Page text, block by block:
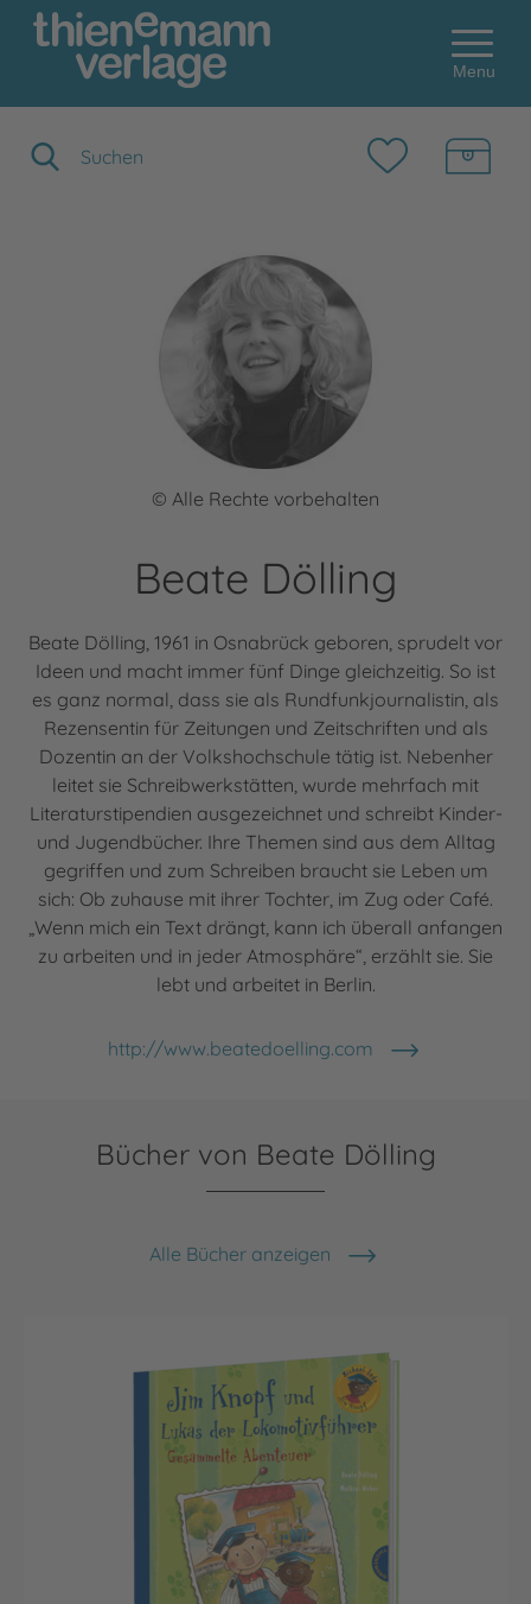
Menu
© Alle Rechte vorbehalten
Beate Dölling
Beate Dölling, 1961 in Osnabrück geboren, sprudelt vor
Ideen und macht immer fünf Dinge gleichzeitig. So ist
es ganz normal, dass sie als Rundfunkjournalistin, als
Rezensentin für Zeitungen und Zeitschriften und als
Dozentin an der Volkshochschule tätig ist. Nebenher
leitet sie Schreibwerkstätten, wurde mehrfach mit
Literaturstipendien ausgezeichnet und schreibt Kinder-
und Jugendbücher. Ihre Themen sind aus dem Alltag
gegriffen und zum Schreiben braucht sie Leben um
sich: Ob zuhause mit ihrer Tochter, im Zug oder Café.
„Wenn mich ein Text drängt, kann ich überall anfangen
zu arbeiten und in jeder Atmosphäre“, erzählt sie. Sie
lebt und arbeitet in Berlin.
http://www.beatedoelling.com
Bücher von Beate Dölling
Alle Bücher anzeigen